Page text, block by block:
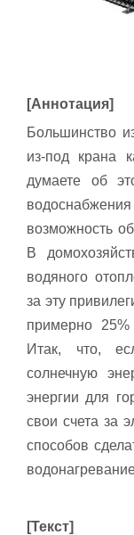
[Аннотация]
Большинство
из-под крана
думаете об
возможность
В
водяного
за эту
примерно
Итак, что,
солнечную
энергии для
свои счета за
способов
[Текст]